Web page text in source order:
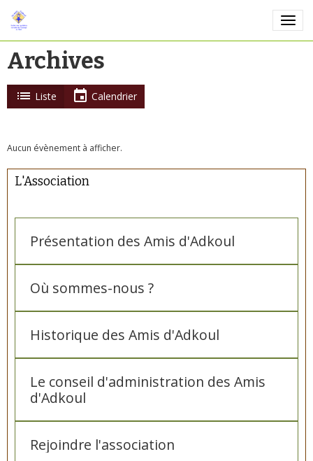
Archives
Liste Calendrier
Aucun évènement à afficher.
L'Association
Présentation des Amis d'Adkoul
Où sommes-nous ?
Historique des Amis d'Adkoul
Le conseil d'administration des Amis
d'Adkoul
Rejoindre l'association